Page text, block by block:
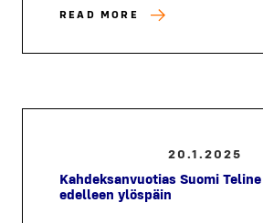
READ MORE
20.1.2025
Kahdeksanvuotias Suomi
edelleen ylöspäin